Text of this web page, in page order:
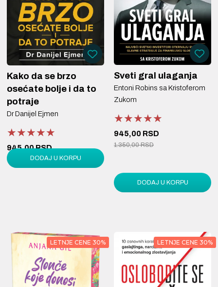
Kako da se brzo
osećate bolje i da to
potraje
Dr Danijel Ejmen
★★★★★
★★★★★
★★★★★
945,00 RSD
1.350,00 RSDDODAJ U KORPU
Sveti gral ulaganja
Entoni Robins sa Kristoferom
Zukom
★★★★★
★★★★★
★★★★★
945,00 RSD
1.350,00 RSD
DODAJ U KORPU
LETNJE CENE 30% LETNJE CENE 30%